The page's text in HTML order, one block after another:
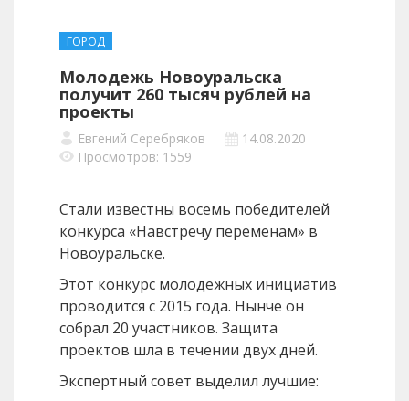
ГОРОД
Молодежь Новоуральска
получит 260 тысяч рублей на
проекты
Евгений Серебряков
14.08.2020
Просмотров: 1559
Стали известны восемь победителей
конкурса «Навстречу переменам» в
Новоуральске.
Этот конкурс молодежных инициатив
проводится с 2015 года. Нынче он
собрал 20 участников. Защита
проектов шла в течении двух дней.
Экспертный совет выделил лучшие: